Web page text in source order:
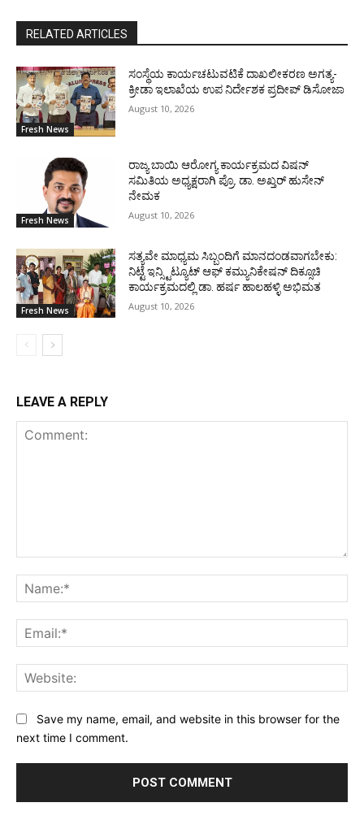
RELATED ARTICLES
Fresh News
ಸಂಸ್ಥೆಯ ಕಾರ್ಯಚಟುವಟಿಕೆ ದಾಖಲೀಕರಣ ಅಗತ್ಯ-
ಕ್ರೀಡಾ ಇಲಾಖೆಯ ಉಪ ನಿರ್ದೇಶಕ ಪ್ರದೀಪ್ ಡಿಸೋಜಾ
August 10, 2026
Fresh News
ರಾಜ್ಯ ಬಾಯಿ ಆರೋಗ್ಯ ಕಾರ್ಯಕ್ರಮದ ವಿಷನ್
ಸಮಿತಿಯ ಅಧ್ಯಕ್ಷರಾಗಿ ಪ್ರೊ. ಡಾ. ಅಖ್ತರ್ ಹುಸೇನ್
ನೇಮಕ
August 10, 2026
Fresh News
ಸತ್ಯವೇ ಮಾಧ್ಯಮ ಸಿಬ್ಬಂದಿಗೆ ಮಾನದಂಡವಾಗಬೇಕು:
ನಿಟ್ಟೆ ಇನ್ಸ್ಟಿಟ್ಯೂಟ್ ಆಫ್ ಕಮ್ಯುನಿಕೇಷನ್ ದಿಕ್ಸೂಚಿ
ಕಾರ್ಯಕ್ರಮದಲ್ಲಿ ಡಾ. ಹರ್ಷ ಹಾಲಹಳ್ಳಿ ಅಭಿಮತ
August 10, 2026
LEAVE A REPLY
Save my name, email, and website in this browser for the
next time I comment.